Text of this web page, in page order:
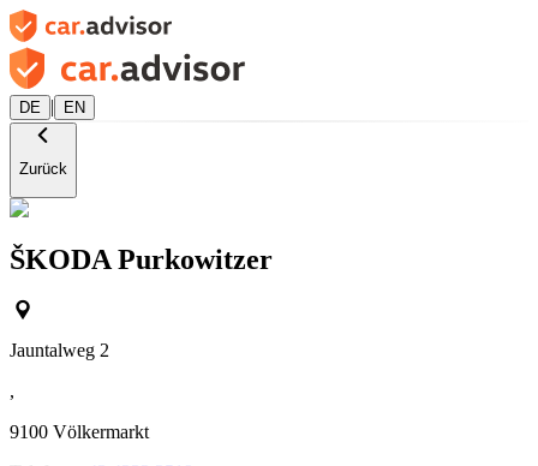
DE | EN
Zurück
ŠKODA Purkowitzer
Jauntalweg 2
,
9100 Völkermarkt